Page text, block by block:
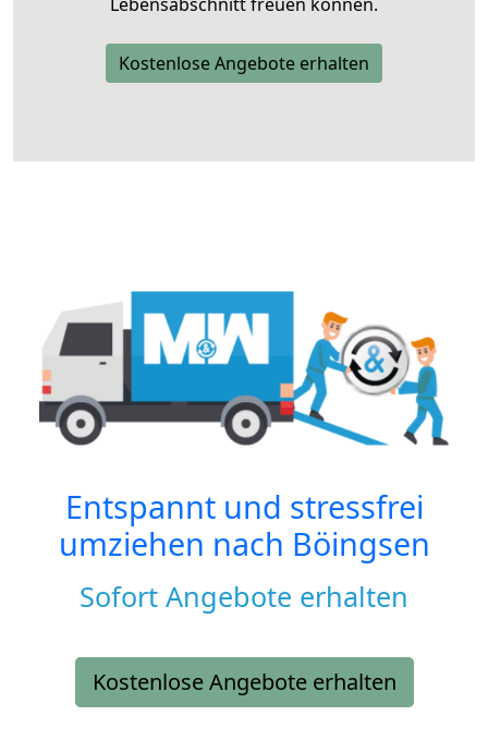
Kostenlose Angebote erhalten
Entspannt und stressfrei
umziehen nach Böingsen
Sofort Angebote erhalten
Kostenlose Angebote erhalten